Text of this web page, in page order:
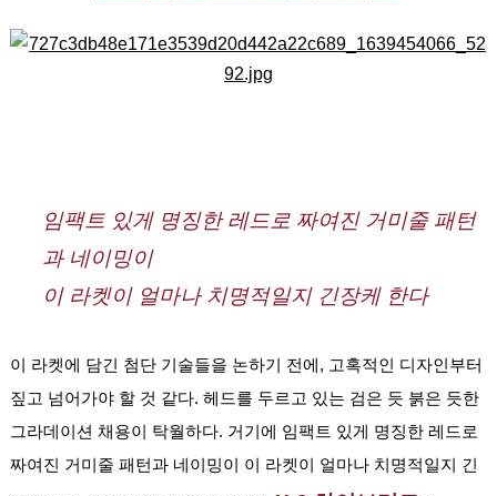
임팩트 있게 명징한 레드로 짜여진 거미줄 패턴
과 네이밍이
이 라켓이 얼마나 치명적일지 긴장케 한다
이 라켓에 담긴 첨단 기술들을 논하기 전에, 고혹적인 디자인부터
짚고 넘어가야 할 것 같다. 헤드를 두르고 있는 검은 듯 붉은 듯한
그라데이션 채용이 탁월하다. 거기에 임팩트 있게 명징한 레드로
짜여진 거미줄 패턴과 네이밍이 이 라켓이 얼마나 치명적일지 긴